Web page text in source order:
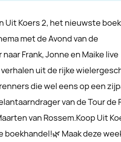
Uit Koers 2, het nieuwste boek
met de Avond van de
Frank, Jonne en Maike live
uit de rijke
die wel eens op een
van de Tour de
van Rossem.Koop Uit
boekhandel!🌿 Maak deze